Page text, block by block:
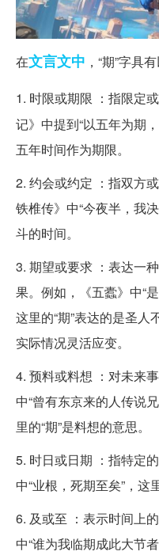
在文言文中 ，“期”字具
1. 时限或期限 ：指限定
记》中提到“以五年为期
五年时间作为期限。
2. 约会或约定 ：指双方
铁椎传》中“今夜半，我
斗的时间。
3. 期望或要求 ：表达一
果。例如，《五蠹》中“
这里的“期”表达的是圣
实际情况灵活应变。
4. 预料或料想 ：对未来
中“曾有东京来的人传说
里的“期”是料想的意思。
5. 时日或日期 ：指特定
中“业根，死期至矣”，这
6. 及或至 ：表示时间上
中“谁为我临期成此大节